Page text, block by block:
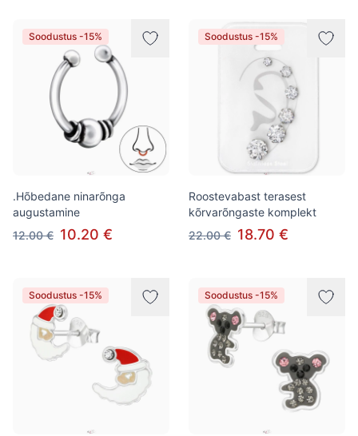
Soodustus -15%
.Hõbedane ninarõnga
augustamine
12.00 € 10.20 €
Soodustus -15%
Roostevabast terasest
kõrvarõngaste komplekt
22.00 € 18.70 €
Soodustus -15% Soodustus -15%